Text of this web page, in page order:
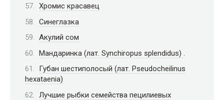
Хромис красавец
Синеглазка
Акулий сом
Мандаринка (лат. Synchiropus splendidus) .
Губан шестиполосый (лат. Pseudocheilinus
hexataenia)
Лучшие рыбки семейства пецилиевых